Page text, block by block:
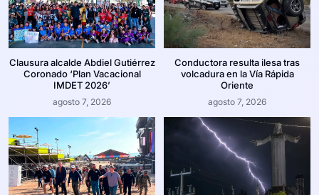
Clausura alcalde Abdiel Gutiérrez
Coronado ‘Plan Vacacional
IMDET 2026’
agosto 7, 2026
Conductora resulta ilesa tras
volcadura en la Vía Rápida
Oriente
agosto 7, 2026